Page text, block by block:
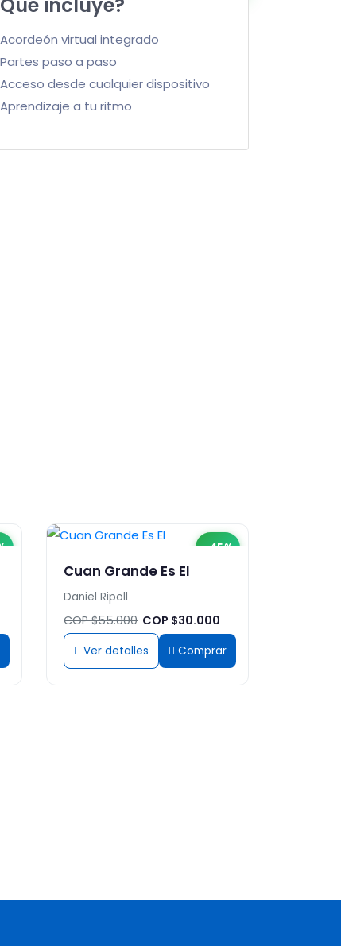
incluye?
Acordeón virtual integrado
Partes paso a paso
Acceso desde cualquier dispositivo
Aprendizaje a tu ritmo
-45%
Cuan Grande Es El
Daniel Ripoll
COP $55.000 COP $30.000
Ver detalles Comprar